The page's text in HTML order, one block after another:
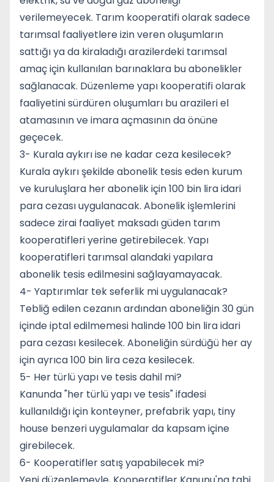
verilemeyecek. Tarım kooperatifi olarak sadece
tarımsal faaliyetlere izin veren oluşumların
sattığı ya da kiraladığı arazilerdeki tarımsal
amaç için kullanılan barınaklara bu abonelikler
sağlanacak. Düzenleme yapı kooperatifi olarak
faaliyetini sürdüren oluşumları bu arazileri el
atamasının ve imara açmasının da önüne
geçecek.
3- Kurala aykırı ise ne kadar ceza kesilecek?
Kurala aykırı şekilde abonelik tesis eden kurum
ve kuruluşlara her abonelik için 100 bin lira idari
para cezası uygulanacak. Abonelik işlemlerini
sadece zirai faaliyet maksadı güden tarım
kooperatifleri yerine getirebilecek. Yapı
kooperatifleri tarımsal alandaki yapılara
abonelik tesis edilmesini sağlayamayacak.
4- Yaptırımlar tek seferlik mi uygulanacak?
Tebliğ edilen cezanın ardından aboneliğin 30 gün
içinde iptal edilmemesi halinde 100 bin lira idari
para cezası kesilecek. Aboneliğin sürdüğü her ay
için ayrıca 100 bin lira ceza kesilecek.
5- Her türlü yapı ve tesis dahil mi?
Kanunda "her türlü yapı ve tesis" ifadesi
kullanıldığı için konteyner, prefabrik yapı, tiny
house benzeri uygulamalar da kapsam içine
girebilecek.
6- Kooperatifler satış yapabilecek mi?